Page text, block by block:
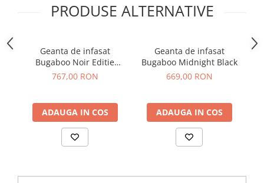
PRODUSE ALTERNATIVE
Geanta de infasat
Bugaboo Noir Editie
Limitata Midnight Green
767,00 RON
ADAUGA IN COS
Geanta de infasat
Bugaboo Midnight Black
669,00 RON
ADAUGA IN COS